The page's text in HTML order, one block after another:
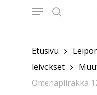
Menu
Etusivu
leivokset
Omenapiirakka